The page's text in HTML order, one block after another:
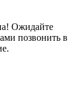
Ожидайте
позвонить в